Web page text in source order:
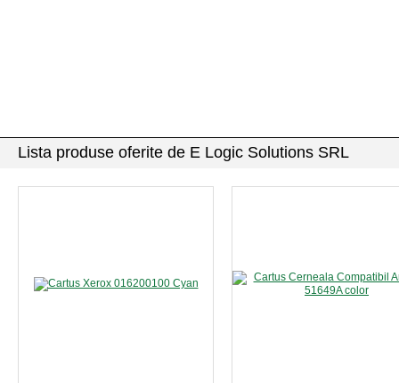
Lista produse oferite de E Logic Solutions SRL